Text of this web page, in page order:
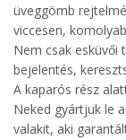
üveggömb
viccesen,
Nem csak esküvői
bejelentés,
A kaparós rész
Neked gyártjuk le
valakit, aki